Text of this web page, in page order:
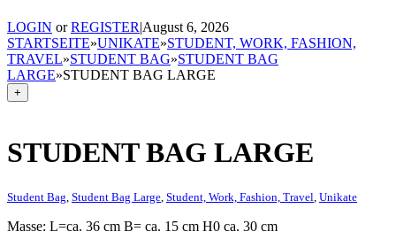
LOGIN orREGISTER|August 6, 2026
STARTSEITE»UNIKATE»STUDENT, WORK, FASHION,
TRAVEL»STUDENT BAG»STUDENT BAG
LARGE»STUDENT BAG LARGE
+
STUDENT BAG LARGE
Student Bag Student Bag Large Student, Work, Fashion, Travel Unikate
Masse: L=ca. 36 cm B= ca. 15 cm H0 ca. 30 cm